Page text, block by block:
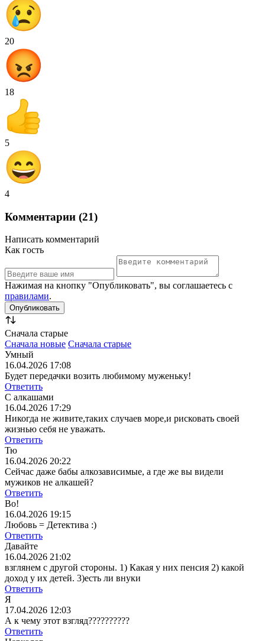
20
18
5
4
Комментарии (21)
Написать комментарий
Как гость
Нажимая на кнопку "Опубликовать", вы соглашаетесь с
правилами.
Сначала старые
Сначала новые Сначала старые
Умный
16.04.2026 17:08
Будет передачки возить любимому муженьку!
Ответить
С алкашами
16.04.2026 17:29
Никогда не живите,таких случаев море,и рисковать своей
жизнью себя не уважать.
Ответить
Тю
16.04.2026 20:22
Сейчас даже бабы алкозависимые, а где же вы видели
мужиков не алкашей?
Ответить
Во!
16.04.2026 19:15
Любовь = Детектива :)
Ответить
Давайте
16.04.2026 21:02
взглянем с другой стороны. 1) Какая у них пенсия 2) какой
доход у их детей. 3)есть ли внуки
Ответить
Я
17.04.2026 12:03
А к чему этот взгляд??????????
Ответить